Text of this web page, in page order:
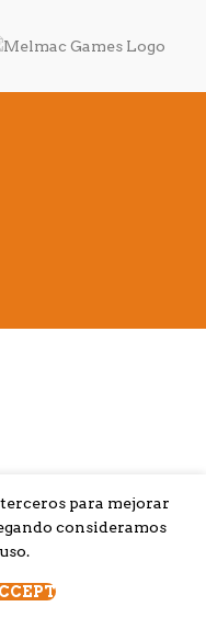
para mejorar
consideramos